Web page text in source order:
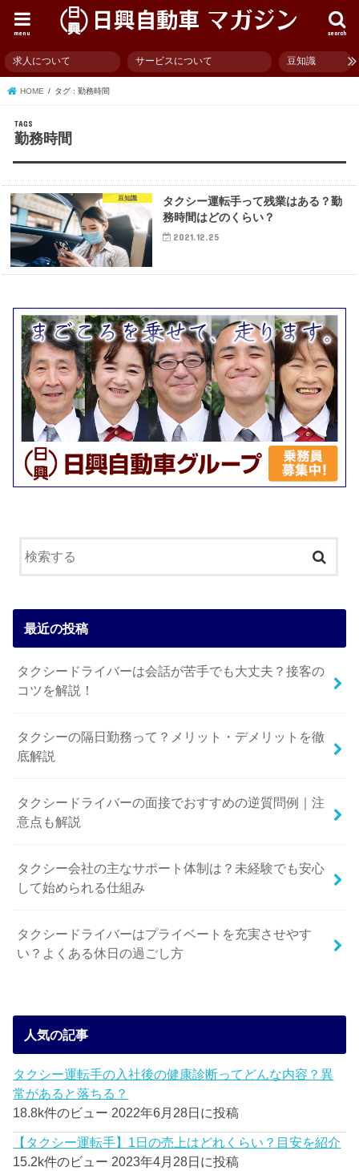
search
menu
求人について サービスについて 豆知識
HOME タグ : 勤務時間
勤務時間
豆知識
タクシー運転手って残業はある？勤
務時間はどのくらい？
2021.12.25
最近の投稿
タクシードライバーは会話が苦手でも大丈夫？接客の
コツを解説！
タクシーの隔日勤務って？メリット・デメリットを徹
底解説
タクシードライバーの面接でおすすめの逆質問例｜注
意点も解説
タクシー会社の主なサポート体制は？未経験でも安心
して始められる仕組み
タクシードライバーはプライベートを充実させやす
い？よくある休日の過ごし方
人気の記事
タクシー運転手の入社後の健康診断ってどんな内容？異
常があると落ちる？
18.8k件のビュー 2022年6月28日に投稿
【タクシー運転手】1日の売上はどれくらい？目安を紹介
15.2k件のビュー 2023年4月28日に投稿